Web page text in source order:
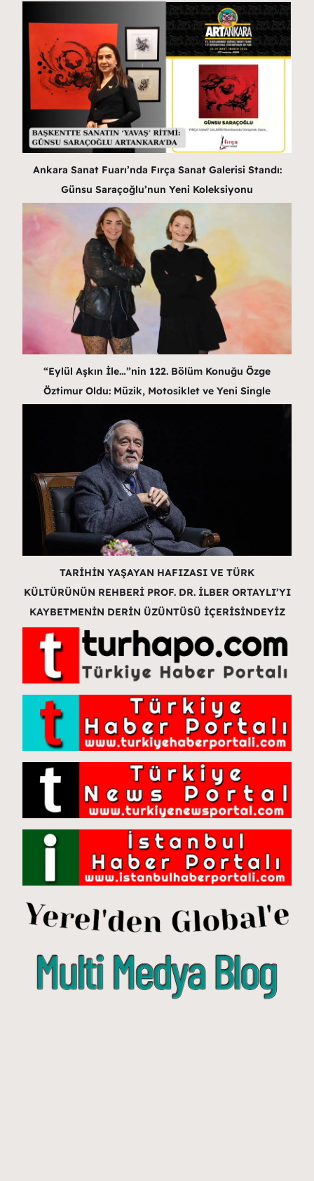
Ankara Sanat Fuarı’nda Fırça Sanat Galerisi Standı:
Günsu Saraçoğlu’nun Yeni Koleksiyonu
“Eylül Aşkın İle…”nin 122. Bölüm Konuğu Özge
Öztimur Oldu: Müzik, Motosiklet ve Yeni Single
TARİHİN YAŞAYAN HAFIZASI VE TÜRK
KÜLTÜRÜNÜN REHBERİ PROF. DR. İLBER ORTAYLI’YI
KAYBETMENİN DERİN ÜZÜNTÜSÜ İÇERİSİNDEYİZ